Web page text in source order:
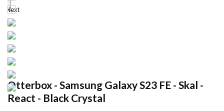
Next
Otterbox - Samsung Galaxy S23 FE - Skal -
React - Black Crystal